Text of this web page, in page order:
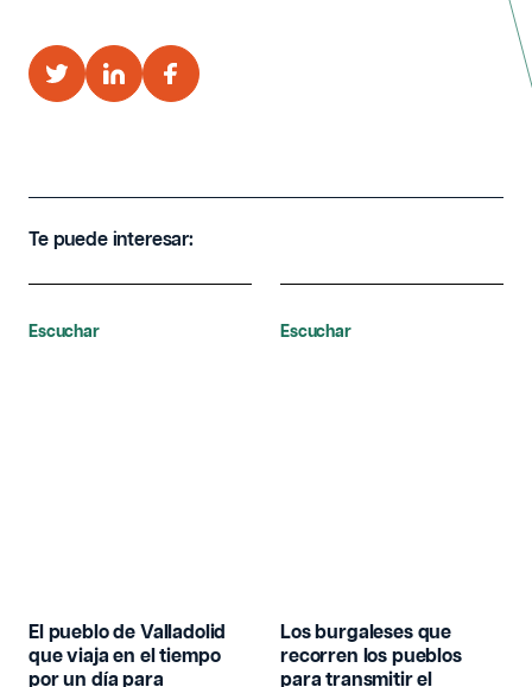
Te puede interesar:
Escuchar
El pueblo de Valladolid
que viaja en el tiempo
por un día para
Escuchar
Los burgaleses que
recorren los pueblos
para transmitir el